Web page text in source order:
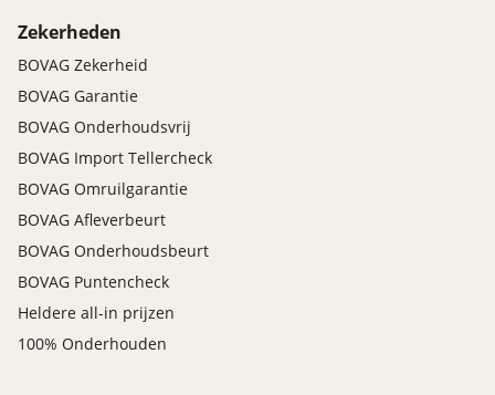
Zekerheden
BOVAG Zekerheid
BOVAG Garantie
BOVAG Onderhoudsvrij
BOVAG Import Tellercheck
BOVAG Omruilgarantie
BOVAG Afleverbeurt
BOVAG Onderhoudsbeurt
BOVAG Puntencheck
Heldere all-in prijzen
100% Onderhouden